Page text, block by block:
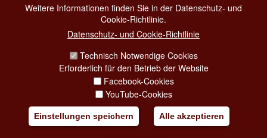
Weitere Informationen finden Sie in der Datenschutz- und
Cookie-Richtlinie.
Datenschutz- und Cookie-Richtlinie
Technisch Notwendige Cookies
Erforderlich für den Betrieb der Website
Facebook-Cookies
YouTube-Cookies
Einstellungen speichern Alle akzeptieren